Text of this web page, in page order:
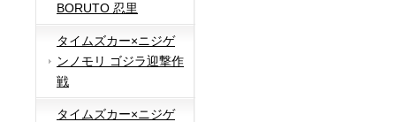
BORUTO 忍里
タイムズカー×ニジゲ
ンノモリ ゴジラ迎撃作
戦
タイムズカー×ニジゲ